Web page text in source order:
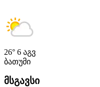
26° 6 აგვ
ბათუმი
მსგავსი